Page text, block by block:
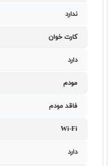
ندارد
کارت خوان
دارد
مودم
فاقد مودم
Wi-Fi
دارد